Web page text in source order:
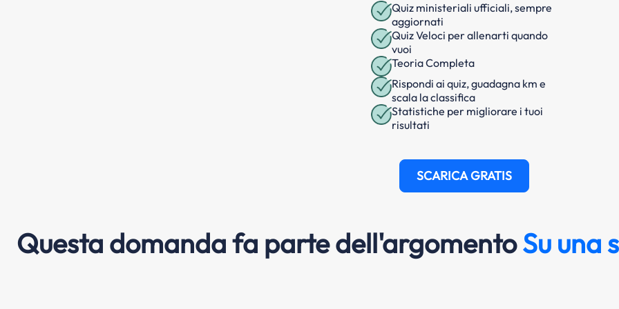
Quiz ministeriali ufficiali, sempre
aggiornati
Quiz Veloci per allenarti quando
vuoi
Teoria Completa
Rispondi ai quiz, guadagna km e
scala la classifica
Statistiche per migliorare i tuoi
risultati
SCARICA GRATIS
Questa domanda fa parte dell'argomentoSu una